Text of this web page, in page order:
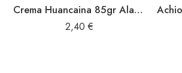
Crema Huancaina 85gr Alacena
2,40 €